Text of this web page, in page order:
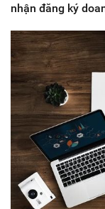
nhận đăng ký